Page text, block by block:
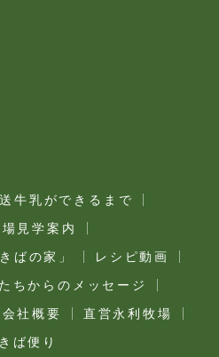
牛乳ができるまで
見学案内
ばの家」
レシピ動画
ちからのメッセージ
会社概要
直営永利牧場
ば便り